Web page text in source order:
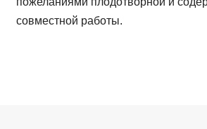
совместной работы.